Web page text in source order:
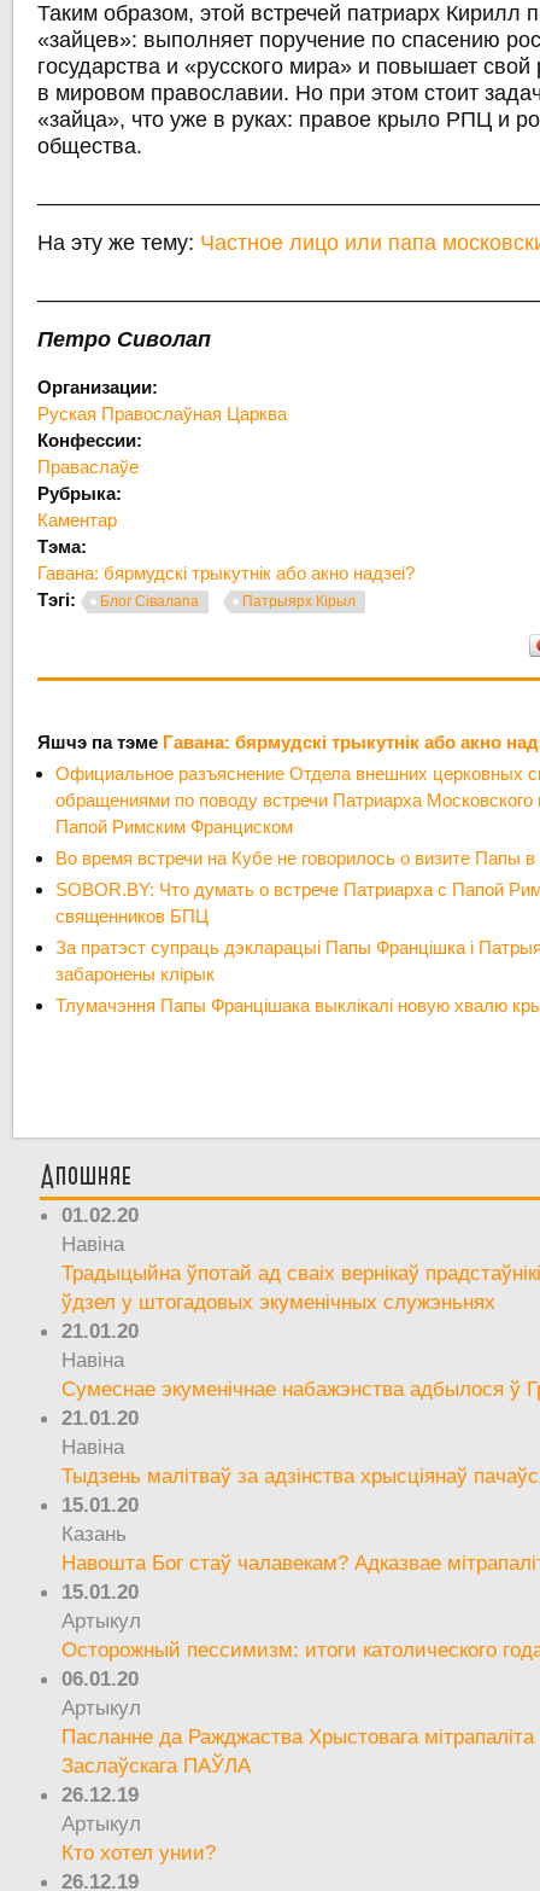
Таким образом, этой встречей патриарх Кирилл
«зайцев»: выполняет поручение по спасению
государства и «русского мира» и повышает свой
в мировом православии. Но при этом стоит
«зайца», что уже в руках: правое крыло РПЦ и
общества.
На эту же тему: Частное лицо или папа
Петро Сиволап
Организации:
Руская Правослаўная Царква
Конфессии:
Праваслаўе
Рубрыка:
Каментар
Тэма:
Гавана: бярмудскі трыкутнік або акно надзеі?
Тэгі:
Блог Сівалапа Патрыярх Кірыл
Яшчэ па тэме Гавана: бярмудскі трыкутнік або акно
Официальное разъяснение Отдела внешних церковных
обращениями по поводу встречи Патриарха
Папой Римским Франциском
Во время встречи на Кубе не говорилось о визите Папы
SOBOR.BY: Что думать о встрече Патриарха с Папой
священников БПЦ
За пратэст супраць дэкларацыі Папы Францішка і
забаронены клірык
Тлумачэння Папы Францішака выклікалі новую хвалю
Апошняе
01.02.20
Навіна
Традыцыйна ўпотай ад сваіх вернікаў
ўдзел у штогадовых экуменічных служэньнях
21.01.20
Навіна
Сумеснае экуменічнае набажэнства адбылося ў
21.01.20
Навіна
Тыдзень малітваў за адзінства хрысціянаў
15.01.20
Казань
Навошта Бог стаў чалавекам? Адказвае
15.01.20
Артыкул
Осторожный пессимизм: итоги католического
06.01.20
Артыкул
Пасланне да Ражджаства Хрыстовага мітрапаліта
Заслаўскага ПАЎЛА
26.12.19
Артыкул
Кто хотел унии?
26.12.19